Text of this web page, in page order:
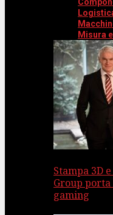
Misura
Stampa 3D
Group
gaming